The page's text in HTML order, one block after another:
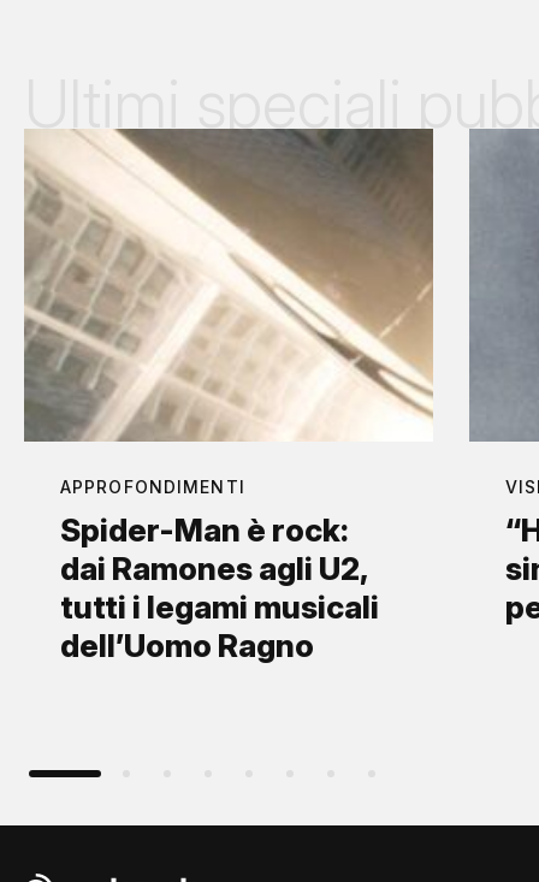
APPROFONDIMENTI
Spider-Man è rock:
dai Ramones agli U2,
tutti i legami musicali
dell’Uomo Ragno